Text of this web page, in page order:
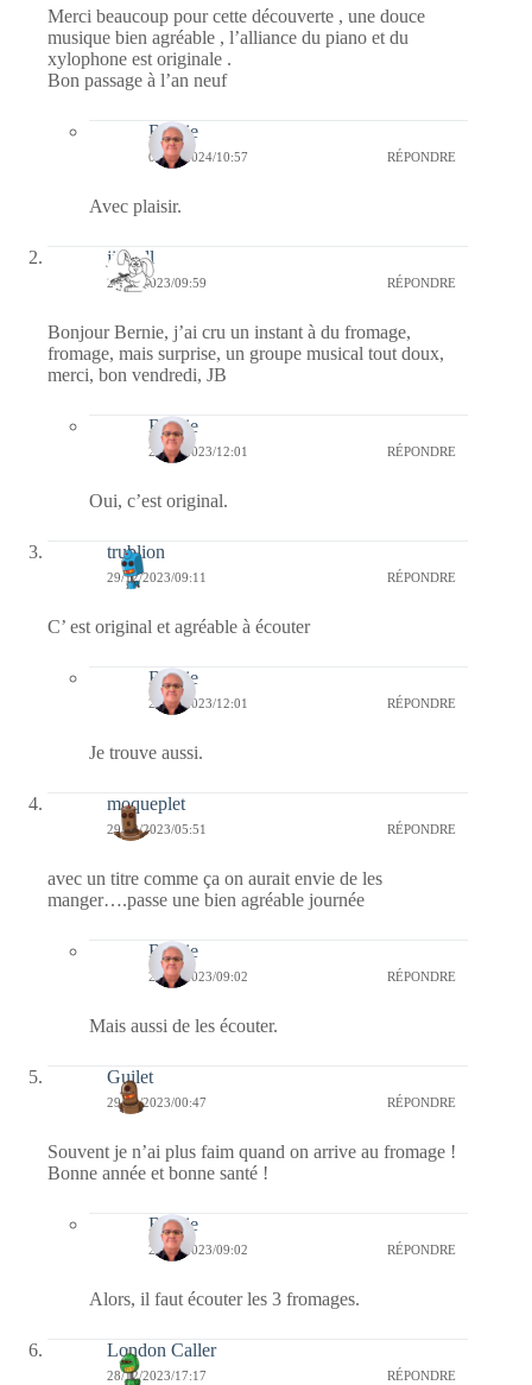
Merci beaucoup pour cette découverte , une douce
musique bien agréable , l’alliance du piano et du
xylophone est originale .
Bon passage à l’an neuf
Bernie
01/01/2024/10:57 RÉPONDRE
Avec plaisir.
jill bill
29/12/2023/09:59 RÉPONDRE
Bonjour Bernie, j’ai cru un instant à du fromage,
fromage, mais surprise, un groupe musical tout doux,
merci, bon vendredi, JB
Bernie
29/12/2023/12:01 RÉPONDRE
Oui, c’est original.
trublion
29/12/2023/09:11 RÉPONDRE
C’ est original et agréable à écouter
Bernie
29/12/2023/12:01 RÉPONDRE
Je trouve aussi.
moqueplet
29/12/2023/05:51 RÉPONDRE
avec un titre comme ça on aurait envie de les
manger….passe une bien agréable journée
Bernie
29/12/2023/09:02 RÉPONDRE
Mais aussi de les écouter.
Guilet
29/12/2023/00:47 RÉPONDRE
Souvent je n’ai plus faim quand on arrive au fromage !
Bonne année et bonne santé !
Bernie
29/12/2023/09:02 RÉPONDRE
Alors, il faut écouter les 3 fromages.
London Caller
28/12/2023/17:17 RÉPONDRE